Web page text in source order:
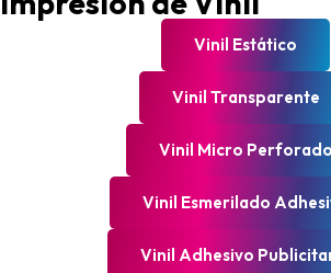
Vinil Estático
Vinil Transparente
Vinil Micro Perforado
Vinil Esmerilado
Vinil Adhesivo